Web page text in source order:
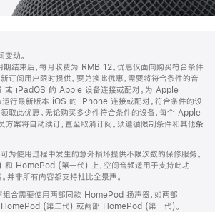
动。
期结束后，每月收费为 RMB 12。优惠仅面向购买符合条件
阅用户限时提供。要兑换此优惠，需要将符合条件的音
或 iPadOS 的 Apple 设备连接或配对。为 Apple
行最新版本 iOS 的 iPhone 连接或配对。符合条件的设
取此优惠。无论购买多少件符合条件的设备，每个 Apple
方案将自动续订，直至取消订阅。须遵循限制条件和其他条
使用过程中发生的意外损坏提供不限次数的保修服务。
HomePod (第一代) 上，空间音频适用于支持此功
并非所有内容都支持杜比全景声。
合需要使用两部同款 HomePod 扬声器，如两部
(第二代) 或两部 HomePod (第一代)。